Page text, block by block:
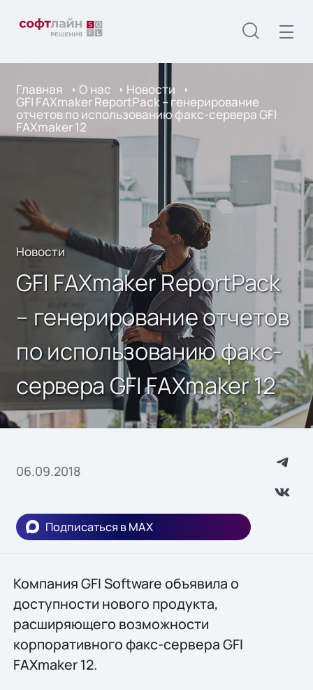
Главная О нас Новости
GFI FAXmaker ReportPack – генерирование
отчетов по использованию факс-сервера GFI
FAXmaker 12
Новости
GFI FAXmaker ReportPack
– генерирование отчетов
по использованию факс-
сервера GFI FAXmaker 12
06.09.2018
Подписаться в MAX
Компания GFI Software объявила о
доступности нового продукта,
расширяющего возможности
корпоративного факс-сервера GFI
FAXmaker 12.